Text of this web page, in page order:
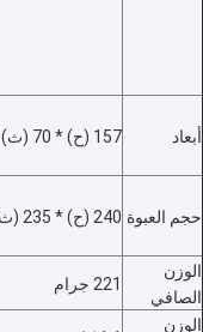
الماسح الضوئي
أبعاد 157 (ح) * 70 (ث) * 30 (د) ملم
حجم العبوة 240 (ح) * 235 (ث) * 100 (د) ملم
الوزن
الصافي
221 جرام
الوزن